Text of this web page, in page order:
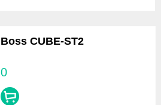
Boss CUBE-ST2
0